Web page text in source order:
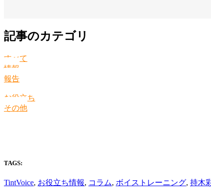
記事のカテゴリ
すべて
情報
報告
お役立ち
その他
TAGS:
TintVoice, お役立ち情報, コラム, ボイストレーニング, 持木